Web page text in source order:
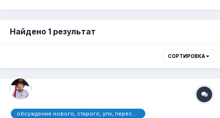
Найдено 1 результат
СОРТИРОВКА